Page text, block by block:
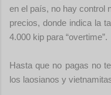
en el país, no hay control
precios, donde indica la
4.000 kip para “overtime”.
Hasta que no pagas no
los laosianos y